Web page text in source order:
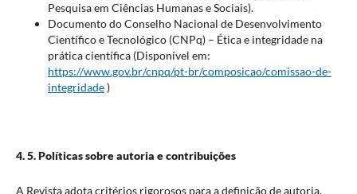
Pesquisa em Ciências Humanas e Sociais).
Documento do Conselho Nacional de Desenvolvimento
Científico e Tecnológico (CNPq) – Ética e integridade na
prática científica (Disponível em:
https://www.gov.br/cnpq/pt-br/composicao/comissao-de-
integridade)
4. 5. Políticas sobre autoria e contribuições
A Revista adota critérios rigorosos para a definição de autoria.